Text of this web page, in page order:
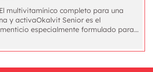
multivitamínico completo para una
y activaOkalvit Senior es el
especialmente formulado para...